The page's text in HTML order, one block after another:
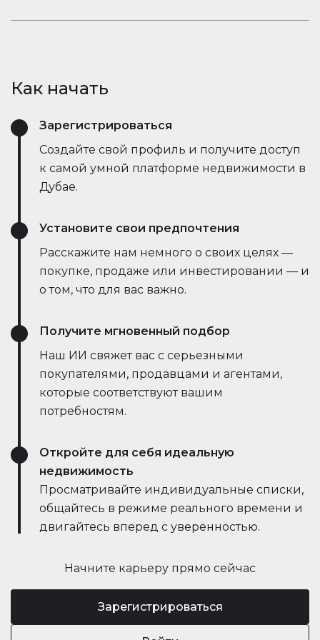
делая сделки быстрее и эффективнее, чем
приложениями. Задавайте вопросы, делитесь
режиме реального времени — всё в одном
месте.
Как начать
Начните карьеру прямо сейчас
Зарегистрироваться
Зарегистрироваться
Создайте свой профиль и получите доступ
к самой умной платформе недвижимости в
Дубае.
Установите свои предпочтения
Расскажите нам немного о своих целях —
покупке, продаже или инвестировании — и
о том, что для вас важно.
Получите мгновенный подбор
Наш ИИ свяжет вас с серьезными
покупателями, продавцами и агентами,
которые соответствуют вашим
потребностям.
Откройте для себя идеальную
недвижимость
Просматривайте индивидуальные списки,
общайтесь в режиме реального времени и
двигайтесь вперед с уверенностью.